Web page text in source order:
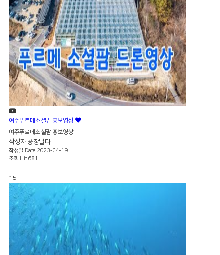
여주푸르메소셜팜 홍보영상
여주푸르메소셜팜 홍보영상
작성자 공장날다
작성일 Date 2023-04-19
조회 Hit 681
15